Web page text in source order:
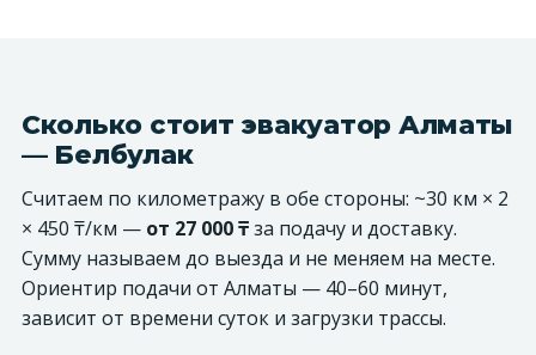
Сколько стоит эвакуатор Алматы
— Белбулак
Считаем по километражу в обе стороны: ~30 км × 2
× 450 ₸/км — от 27 000 ₸за подачу и доставку.
Сумму называем до выезда и не меняем на месте.
Ориентир подачи от Алматы — 40–60 минут,
зависит от времени суток и загрузки трассы.